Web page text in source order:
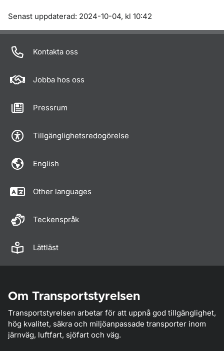
Om sidan
Senast uppdaterad: 2024-10-04, kl 10:42
Kontakta oss
Jobba hos oss
Pressrum
Tillgänglighetsredogörelse
English
Other languages
Teckenspråk
Lättläst
Om Transportstyrelsen
Transportstyrelsen arbetar för att uppnå god tillgänglighet,
hög kvalitet, säkra och miljöanpassade transporter inom
järnväg, luftfart, sjöfart och väg.